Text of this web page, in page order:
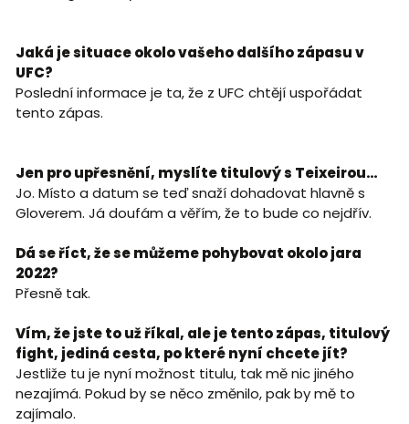
Jaká je situace okolo vašeho dalšího zápasu v
UFC?
Poslední informace je ta, že z UFC chtějí uspořádat
tento zápas.
Jen pro upřesnění, myslíte titulový s Teixeirou…
Jo. Místo a datum se teď snaží dohadovat hlavně s
Gloverem. Já doufám a věřím, že to bude co nejdřív.
Dá se říct, že se můžeme pohybovat okolo jara
2022?
Přesně tak.
Vím, že jste to už říkal, ale je tento zápas, titulový
fight, jediná cesta, po které nyní chcete jít?
Jestliže tu je nyní možnost titulu, tak mě nic jiného
nezajímá. Pokud by se něco změnilo, pak by mě to
zajímalo.